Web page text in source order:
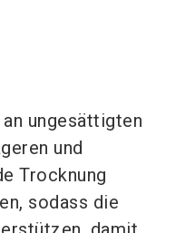
ungesättigten
und
Trocknung
sodass die